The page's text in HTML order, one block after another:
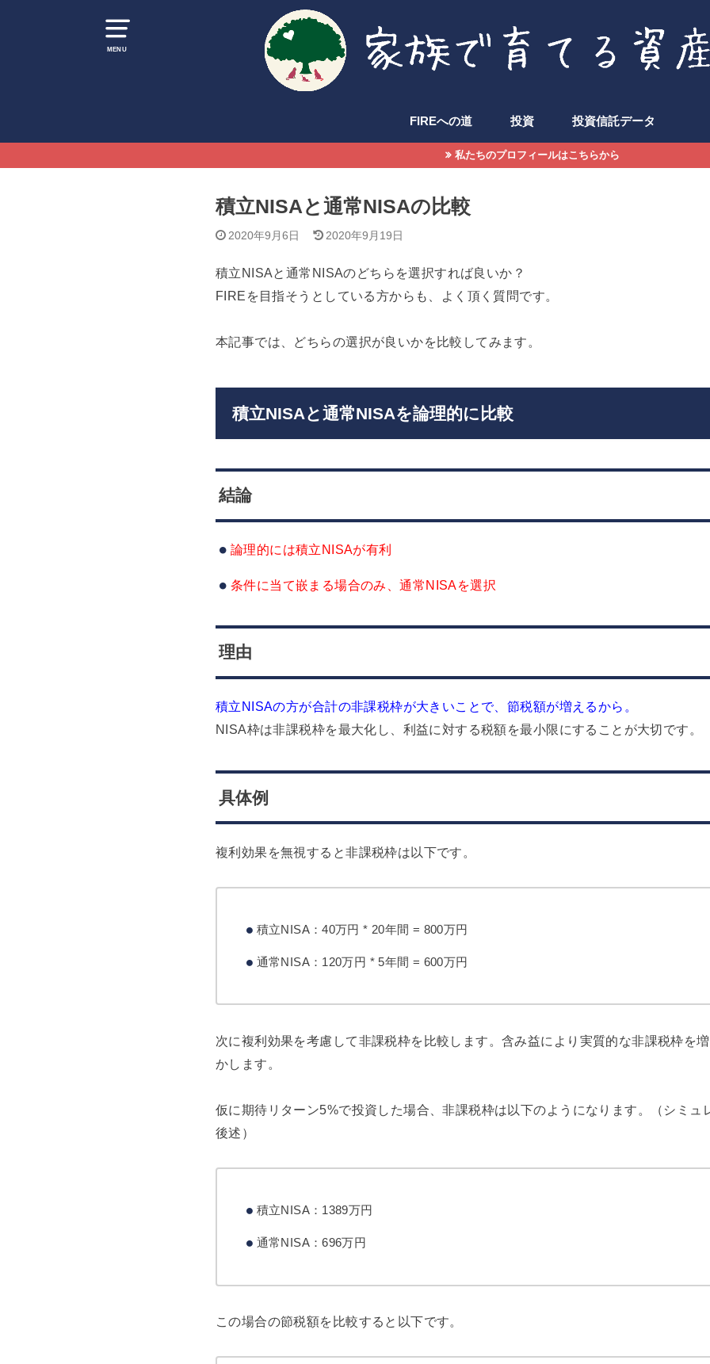
MENU
FIREへの道 投資
優待飯
投資信託データ
私たちのプロフィールはこちらから
積立NISAと通常NISAの比較
2020年9月6日 2020年9月19日
積立NISAと通常NISAのどちらを選択すれば良いか？
FIREを目指そうとしている方からも、よく頂く質問です。
本記事では、どちらの選択が良いかを比較してみます。
積立NISAと通常NISAを論理的に比較
結論
論理的には積立NISAが有利
条件に当て嵌まる場合のみ、通常NISAを選択
理由
積立NISAの方が合計の非課税枠が大きいことで、節税額が増えるから。
NISA枠は非課税枠を最大化し、利益に対する税額を最小限にすることが大切です。
具体例
複利効果を無視すると非課税枠は以下です。
積立NISA：40万円 * 20年間 = 800万円
通常NISA：120万円 * 5年間 = 600万円
次に複利効果を考慮して非課税枠を比較します。含み益により実質的な非課税枠を
かします。
仮に期待リターン5%で投資した場合、非課税枠は以下のようになります。（シミュ
後述）
積立NISA：1389万円
通常NISA：696万円
この場合の節税額を比較すると以下です。